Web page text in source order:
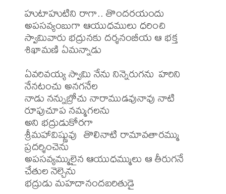
హుటాహుటిని రాగా.. తొందరయందు
అపసవ్యంబుగా ఆయుధములు ధరించి
స్వామివారు భద్రునకు దర్శనంబీయ ఆ భక్త
శిఖామణి ఏమన్నాడు
ఏవరివయ్య స్వామి నేను నిన్నెరుగను హరిని
నేనటంచు అనగనేల
నాడు నన్నుబ్రోచు నారాముడవునావు నాటి
రూపుచూప నమ్మగలను
అని భద్రుడుకోరగా
శ్రీమహావిష్ణువు  తొలినాటి రామావతారమ్ము
ప్రదర్శించెను
అపసవ్యమ్ములైన ఆయుధమ్ములు ఆ తీరుగనే
చేతుల నెల్చెను
భద్రుడు మహదానందబరితుడై